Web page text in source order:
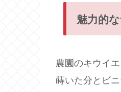
魅力的
農園のキウイ
蒔いた分とビ